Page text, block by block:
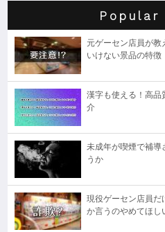
Popular
元ゲーセン店員が教
いけない景品の特徴
漢字も使える！高
介
未成年が喫煙で補導
うか
現役ゲーセン店員だ
か言うのやめてほし